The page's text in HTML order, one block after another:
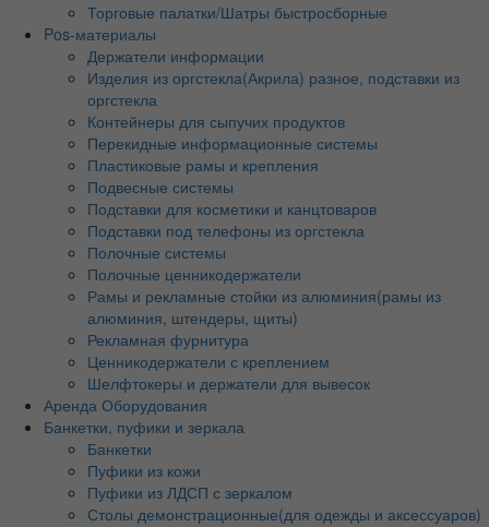
Торговые палатки/Шатры быстросборные
Pos-материалы
Держатели информации
Изделия из оргстекла(Акрила) разное, подставки из
оргстекла
Контейнеры для сыпучих продуктов
Перекидные информационные системы
Пластиковые рамы и крепления
Подвесные системы
Подставки для косметики и канцтоваров
Подставки под телефоны из оргстекла
Полочные системы
Полочные ценникодержатели
Рамы и рекламные стойки из алюминия(рамы из
алюминия, штендеры, щиты)
Рекламная фурнитура
Ценникодержатели с креплением
Шелфтокеры и держатели для вывесок
Аренда Оборудования
Банкетки, пуфики и зеркала
Банкетки
Пуфики из кожи
Пуфики из ЛДСП с зеркалом
Столы демонстрационные(для одежды и аксессуаров)